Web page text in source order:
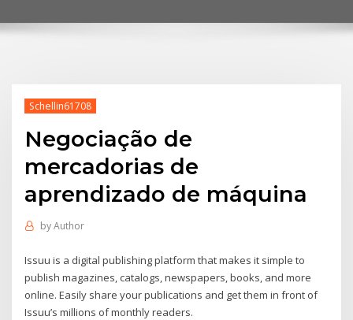
Schellin61708
Negociação de
mercadorias de
aprendizado de máquina
byAuthor
Issuu is a digital publishing platform that makes it simple to
publish magazines, catalogs, newspapers, books, and more
online. Easily share your publications and get them in front of
Issuu’s millions of monthly readers.